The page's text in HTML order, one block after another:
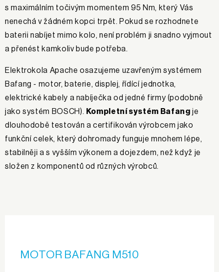
s maximálním točivým momentem 95 Nm, který Vás
nenechá v žádném kopci trpět. Pokud se rozhodnete
baterii nabíjet mimo kolo, není problém ji snadno vyjmout
a přenést kamkoliv bude potřeba.
Elektrokola Apache osazujeme uzavřeným systémem
Bafang - motor, baterie, displej, řídící jednotka,
elektrické kabely a nabíječka od jedné firmy (podobně
jako systém BOSCH). Kompletní systém Bafang je
dlouhodobě testován a certifikován výrobcem jako
funkční celek, který dohromady funguje mnohem lépe,
stabilněji a s vyšším výkonem a dojezdem, než když je
složen z komponentů od různých výrobců.
MOTOR BAFANG M510